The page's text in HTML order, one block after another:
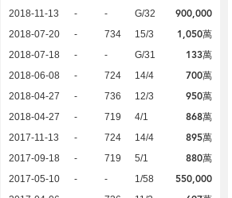
2018-11-13 - - G/32 900,000
2018-07-20 - 734 15/3 1,050萬
2018-07-18 - - G/31 133萬
2018-06-08 - 724 14/4 700萬
2018-04-27 - 736 12/3 950萬
2018-04-27 - 719 4/1 868萬
2017-11-13 - 724 14/4 895萬
2017-09-18 - 719 5/1 880萬
2017-05-10 - - 1/58 550,000